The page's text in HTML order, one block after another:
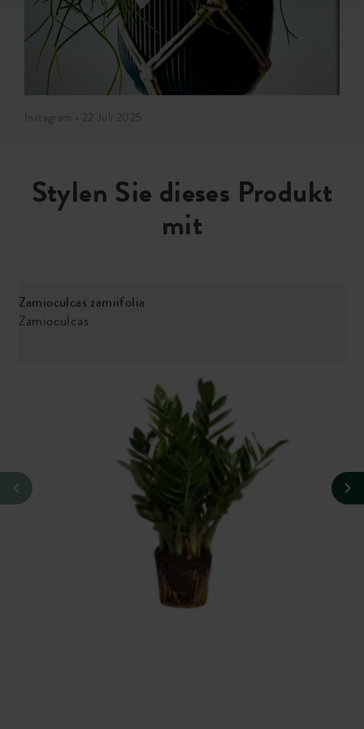
Instagram • 22 Juli 2025
Stylen Sie dieses Produkt
mit
Zamioculcas zamiifolia
Zamioculcas